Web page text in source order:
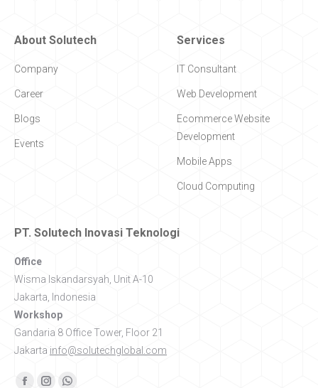
About Solutech
Company
Career
Blogs
Events
Services
IT Consultant
Web Development
Ecommerce Website
Development
Mobile Apps
Cloud Computing
PT. Solutech Inovasi Teknologi
Office
Wisma Iskandarsyah, Unit A-10
Jakarta, Indonesia
Workshop
Gandaria 8 Office Tower, Floor 21
Jakarta info@solutechglobal.com
Find us on: